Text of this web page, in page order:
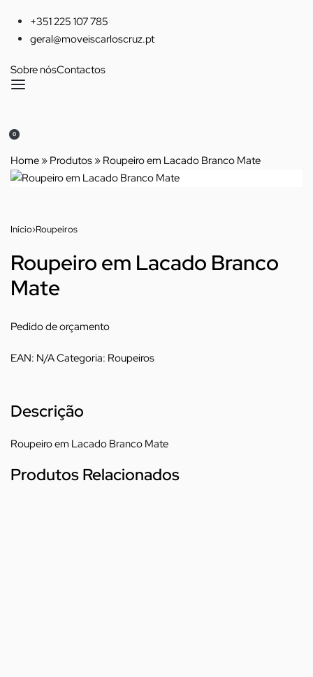
content
+351 225 107 785
geral@moveiscarloscruz.pt
Sobre nósContactos
0CARRINHO
Home » Produtos » Roupeiro em Lacado Branco Mate
Início›Roupeiros
Roupeiro em Lacado Branco
Mate
Pedido de orçamento
EAN: N/ACategoria: Roupeiros
Descrição
Roupeiro em Lacado Branco Mate
Produtos Relacionados